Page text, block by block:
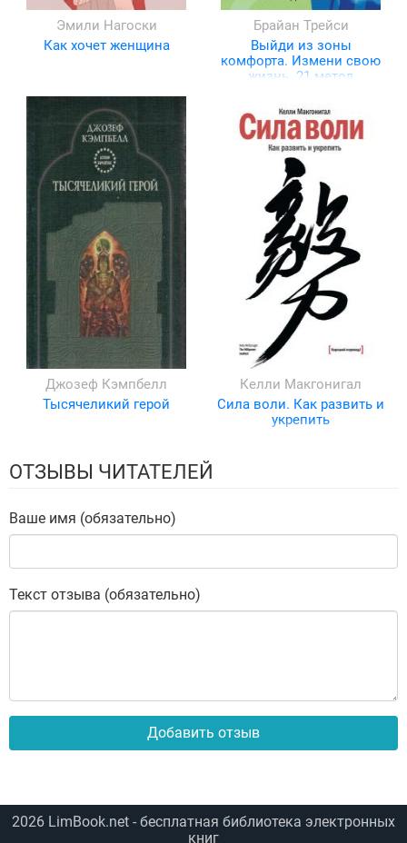
Эмили Нагоски
Как хочет женщина
Брайан Трейси
Выйди из зоны
комфорта. Измени свою
жизнь. 21 метод
эффективности
Джозеф Кэмпбелл
Тысячеликий герой
Келли Макгонигал
Сила воли. Как развить и
укрепить
ОТЗЫВЫ ЧИТАТЕЛЕЙ
Ваше имя (обязательно)
Текст отзыва (обязательно)
Добавить отзыв
2026 LimBook.net - бесплатная библиотека электронных
книг